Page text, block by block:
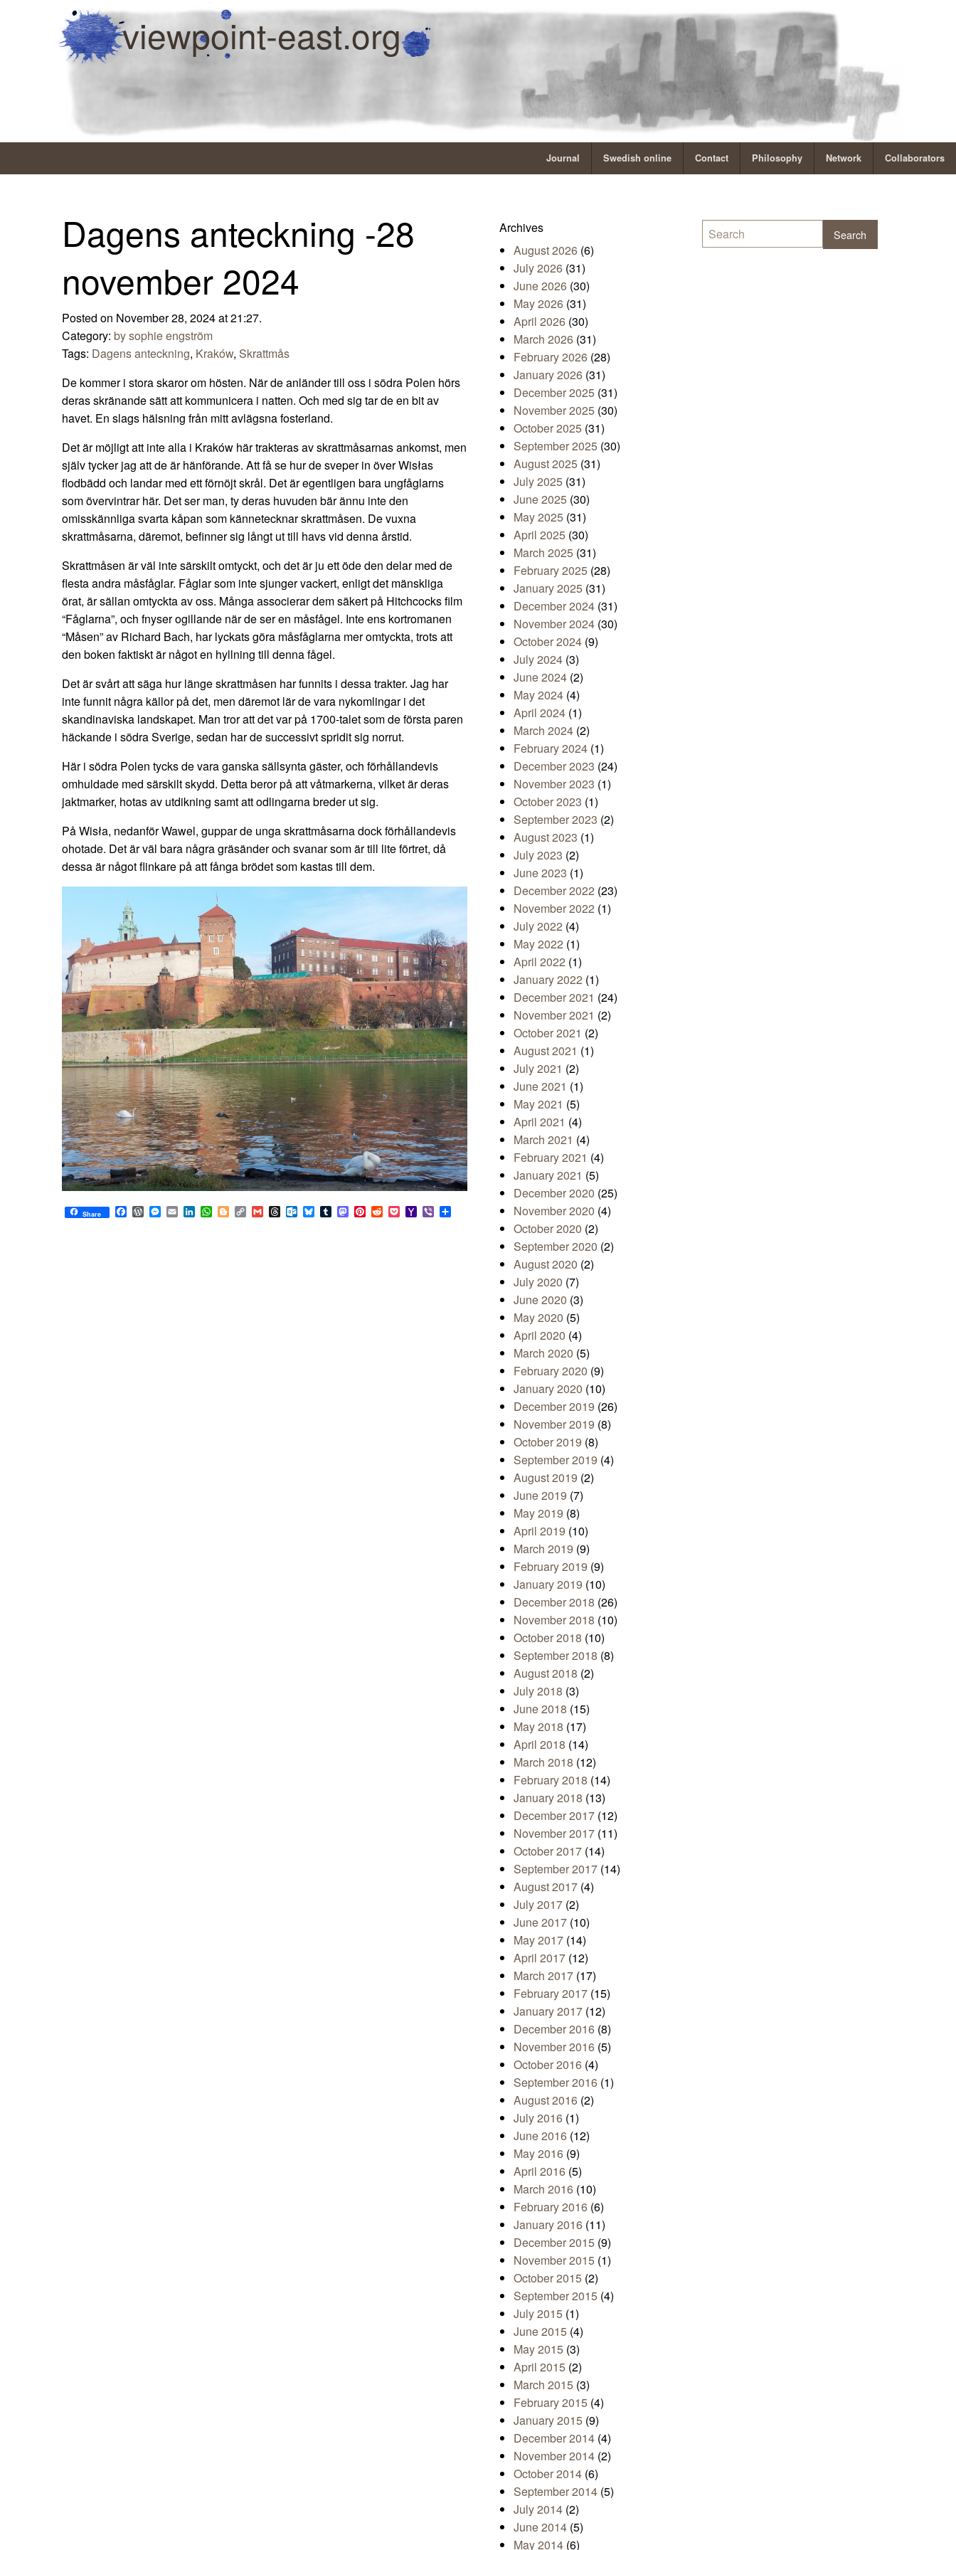
viewpoint-east.org
Journal Swedish online Contact Philosophy Network Collaborators
Dagens anteckning -28
november 2024
Posted on November 28, 2024 at 21:27.
Category: by sophie engström
Tags: Dagens anteckning, Kraków, Skrattmås
De kommer i stora skaror om hösten. När de anländer till oss i södra Polen hörs
deras skränande sätt att kommunicera i natten. Och med sig tar de en bit av
havet. En slags hälsning från mitt avlägsna fosterland.
Det är möjligt att inte alla i Kraków här trakteras av skrattmåsarnas ankomst, men
själv tycker jag att de är hänförande. Att få se hur de sveper in över Wisłas
flodbädd och landar med ett förnöjt skrål. Det är egentligen bara ungfåglarns
som övervintrar här. Det ser man, ty deras huvuden bär ännu inte den
omisskännliga svarta kåpan som kännetecknar skrattmåsen. De vuxna
skrattmåsarna, däremot, befinner sig långt ut till havs vid denna årstid.
Skrattmåsen är väl inte särskilt omtyckt, och det är ju ett öde den delar med de
flesta andra måsfåglar. Fåglar som inte sjunger vackert, enligt det mänskliga
örat, är sällan omtyckta av oss. Många associerar dem säkert på Hitchcocks film
“Fåglarna”, och fnyser ogillande när de ser en måsfågel. Inte ens kortromanen
“Måsen” av Richard Bach, har lyckats göra måsfåglarna mer omtyckta, trots att
den boken faktiskt är något en hyllning till denna fågel.
Det är svårt att säga hur länge skrattmåsen har funnits i dessa trakter. Jag har
inte funnit några källor på det, men däremot lär de vara nykomlingar i det
skandinaviska landskapet. Man tror att det var på 1700-talet som de första paren
häckande i södra Sverige, sedan har de successivt spridit sig norrut.
Här i södra Polen tycks de vara ganska sällsynta gäster, och förhållandevis
omhuldade med särskilt skydd. Detta beror på att våtmarkerna, vilket är deras
jaktmarker, hotas av utdikning samt att odlingarna breder ut sig.
På Wisła, nedanför Wawel, guppar de unga skrattmåsarna dock förhållandevis
ohotade. Det är väl bara några gräsänder och svanar som är till lite förtret, då
dessa är något flinkare på att fånga brödet som kastas till dem.
Share Facebook
WordPress
Messenger
EmailLinkedIn
WhatsApp
BloggerCopy
Link
GmailThreadsOutlook.com
Bluesky
TumblrMastodon
Pinterest
RedditPocketYahoo
Mail
Viber
Archives
August 2026 (6)
July 2026 (31)
June 2026 (30)
May 2026 (31)
April 2026 (30)
March 2026 (31)
February 2026 (28)
January 2026 (31)
December 2025 (31)
November 2025 (30)
October 2025 (31)
September 2025 (30)
August 2025 (31)
July 2025 (31)
June 2025 (30)
May 2025 (31)
April 2025 (30)
March 2025 (31)
February 2025 (28)
January 2025 (31)
December 2024 (31)
November 2024 (30)
October 2024 (9)
July 2024 (3)
June 2024 (2)
May 2024 (4)
April 2024 (1)
March 2024 (2)
February 2024 (1)
December 2023 (24)
November 2023 (1)
October 2023 (1)
September 2023 (2)
August 2023 (1)
July 2023 (2)
June 2023 (1)
December 2022 (23)
November 2022 (1)
July 2022 (4)
May 2022 (1)
April 2022 (1)
January 2022 (1)
December 2021 (24)
November 2021 (2)
October 2021 (2)
August 2021 (1)
July 2021 (2)
June 2021 (1)
May 2021 (5)
April 2021 (4)
March 2021 (4)
February 2021 (4)
January 2021 (5)
December 2020 (25)
November 2020 (4)
October 2020 (2)
September 2020 (2)
August 2020 (2)
July 2020 (7)
June 2020 (3)
May 2020 (5)
April 2020 (4)
March 2020 (5)
February 2020 (9)
January 2020 (10)
December 2019 (26)
November 2019 (8)
October 2019 (8)
September 2019 (4)
August 2019 (2)
June 2019 (7)
May 2019 (8)
April 2019 (10)
March 2019 (9)
February 2019 (9)
January 2019 (10)
December 2018 (26)
November 2018 (10)
October 2018 (10)
September 2018 (8)
August 2018 (2)
July 2018 (3)
June 2018 (15)
May 2018 (17)
April 2018 (14)
March 2018 (12)
February 2018 (14)
January 2018 (13)
December 2017 (12)
November 2017 (11)
October 2017 (14)
September 2017 (14)
August 2017 (4)
July 2017 (2)
June 2017 (10)
May 2017 (14)
April 2017 (12)
March 2017 (17)
February 2017 (15)
January 2017 (12)
December 2016 (8)
November 2016 (5)
October 2016 (4)
September 2016 (1)
August 2016 (2)
July 2016 (1)
June 2016 (12)
May 2016 (9)
April 2016 (5)
March 2016 (10)
February 2016 (6)
January 2016 (11)
December 2015 (9)
November 2015 (1)
October 2015 (2)
September 2015 (4)
July 2015 (1)
June 2015 (4)
May 2015 (3)
April 2015 (2)
March 2015 (3)
February 2015 (4)
January 2015 (9)
December 2014 (4)
November 2014 (2)
October 2014 (6)
September 2014 (5)
July 2014 (2)
June 2014 (5)
May 2014 (6)